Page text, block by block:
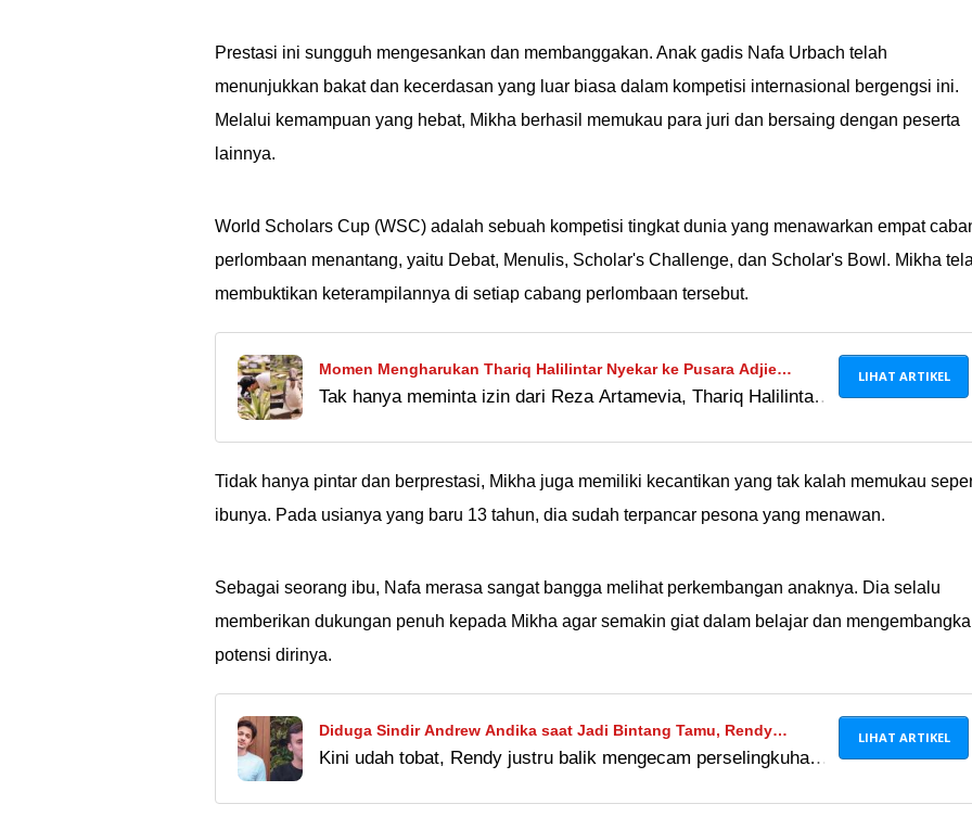
Prestasi ini sungguh mengesankan dan membanggakan. Anak gadis Nafa Urbach telah
menunjukkan bakat dan kecerdasan yang luar biasa dalam kompetisi internasional bergengsi ini.
Melalui kemampuan yang hebat, Mikha berhasil memukau para juri dan bersaing dengan peserta
lainnya.
World Scholars Cup (WSC) adalah sebuah kompetisi tingkat dunia yang menawarkan empat
perlombaan menantang, yaitu Debat, Menulis, Scholar's Challenge, dan Scholar's Bowl. Mikha
membuktikan keterampilannya di setiap cabang perlombaan tersebut.
Momen Mengharukan Thariq Halilintar Nyekar ke Pusara Adjie
Massaid, Minta Izin Nikahi Aaliyah
Tak hanya meminta izin dari Reza Artamevia, Thariq Halilintar
LIHAT ARTIKEL
Tidak hanya pintar dan berprestasi, Mikha juga memiliki kecantikan yang tak kalah memukau
ibunya. Pada usianya yang baru 13 tahun, dia sudah terpancar pesona yang menawan.
Sebagai seorang ibu, Nafa merasa sangat bangga melihat perkembangan anaknya. Dia selalu
memberikan dukungan penuh kepada Mikha agar semakin giat dalam belajar dan
potensi dirinya.
Diduga Sindir Andrew Andika saat Jadi Bintang Tamu, Rendy
Kjaernett: Tolol Lu Masih Selingkuh!
Kini udah tobat, Rendy justru balik mengecam perselingkuhan
LIHAT ARTIKEL